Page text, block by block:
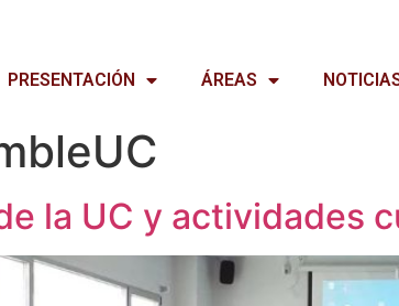
PRESENTACIÓN ÁREAS
la UC y actividades